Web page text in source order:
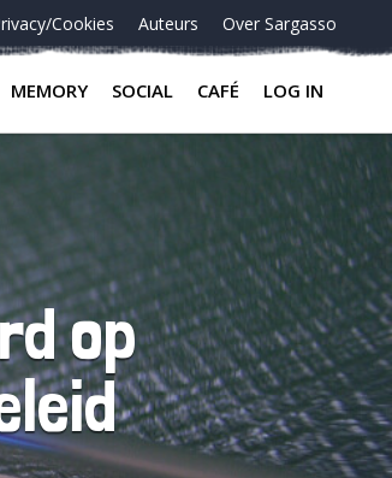
Cookies Auteurs Over Sargasso
MEMORY SOCIAL CAFÉ LOG IN
op